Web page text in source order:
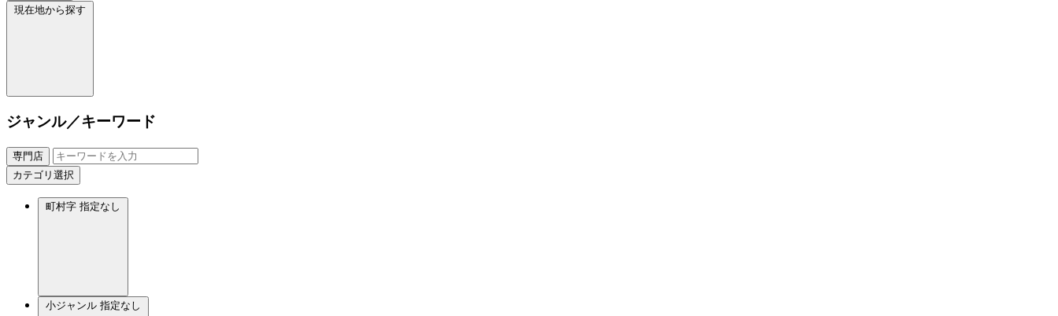
現在地から探す
ジャンル／キーワード
専門店
カテゴリ選択
町村字 指定なし
小ジャンル 指定なし